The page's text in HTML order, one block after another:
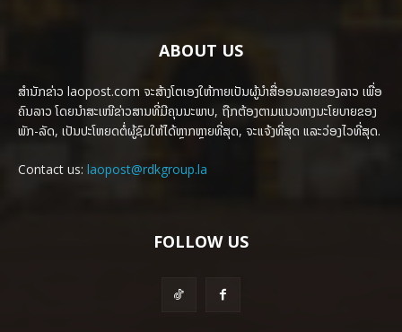
ABOUT US
ສຳນັກຂ່າວ laopost.com ຈະສ້າງໂຕເອງໃຫ້ກາຍເປັນຜູ້ນຳສື່ອອນລາຍຂອງລາວ ເພື່ອ
ຄົນລາວ ໂດຍນຳສະເໜີຂ່າວສານທີ່ມີຄຸນນະພາບ, ຖືກຕ້ອງຕາມແນວທາງນະໂຍບາຍຂອງ
ພັກ-ລັດ, ເປັນປະໂຫຍດຕໍ່ຜູ້ຊົມໃຫ້ໄດ້ຫຼາກຫຼາຍທີ່ສຸດ, ຈະແຈ້ງທີ່ສຸດ ແລະວ່ອງໄວທີ່ສຸດ.
Contact us: laopost@rdkgroup.la
FOLLOW US